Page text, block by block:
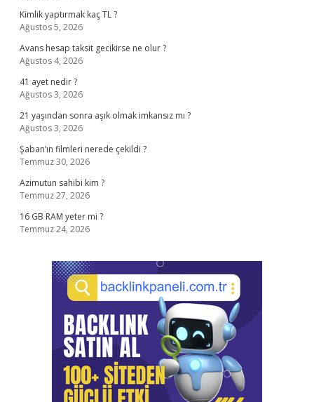
Kimlik yaptırmak kaç TL ?
Ağustos 5, 2026
Avans hesap taksit gecikirse ne olur ?
Ağustos 4, 2026
41 ayet nedir ?
Ağustos 3, 2026
21 yaşından sonra aşık olmak imkansız mı ?
Ağustos 3, 2026
Şaban’ın filmleri nerede çekildi ?
Temmuz 30, 2026
Azimutun sahibi kim ?
Temmuz 27, 2026
16 GB RAM yeter mi ?
Temmuz 24, 2026